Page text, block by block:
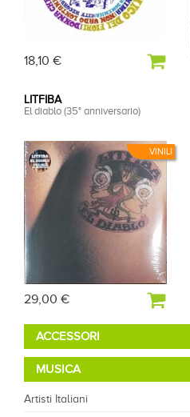
18,10 €
VINILI
LITFIBA
El diablo (35° anniversario)
29,00 €
ACCESSORI
MUSICA
Artisti Italiani